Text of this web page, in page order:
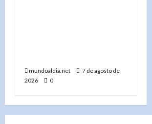
mundoaldia.net
7 de agosto de
2026
0